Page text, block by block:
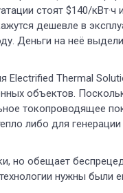
стоят $140/
дешевле в
Деньги на неё
Electrified Thermal
объектов.
токопроводящее
либо для генерации
но обещает
нужны были